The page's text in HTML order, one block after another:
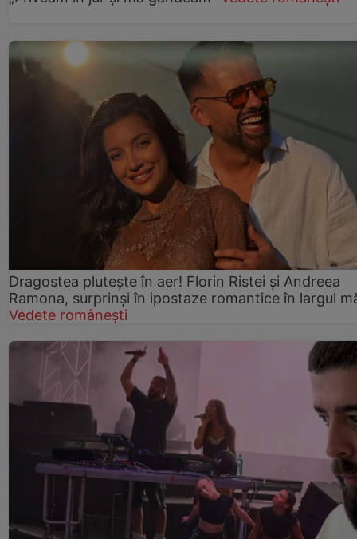
Dragostea plutește în aer! Florin Ristei și Andreea
Ramona, surprinși în ipostaze romantice în largul
Vedete românești